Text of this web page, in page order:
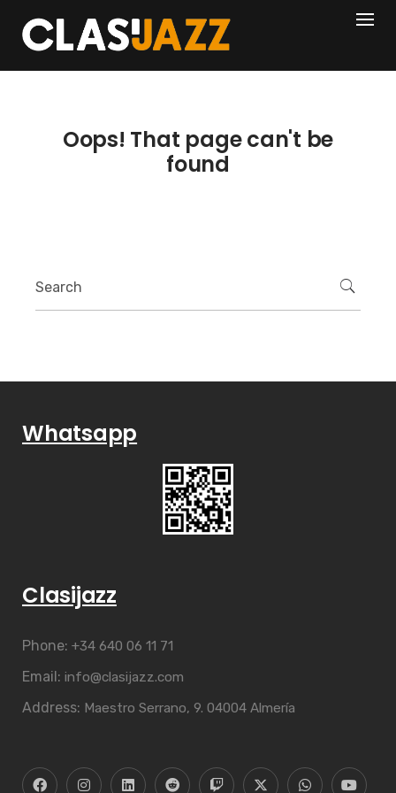
content
404
Oops! That page can't be
found
Whatsapp
Clasijazz
Phone: +34 640 06 11 71
Email: info@clasijazz.com
Address: Maestro Serrano, 9. 04004 Almería